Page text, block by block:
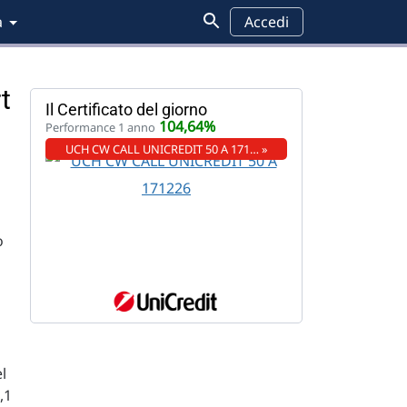
Accedi
Il Certificato del giorno
Performance 1 anno 104,64%
UCH CW CALL UNICREDIT 50 A 171… »